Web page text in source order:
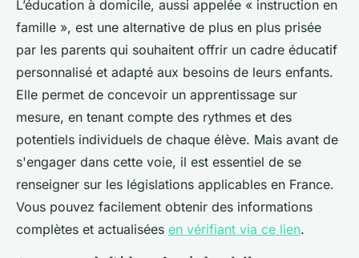
L’éducation à domicile, aussi appelée « instruction en
famille », est une alternative de plus en plus prisée
par les parents qui souhaitent offrir un cadre éducatif
personnalisé et adapté aux besoins de leurs enfants.
Elle permet de concevoir un apprentissage sur
mesure, en tenant compte des rythmes et des
potentiels individuels de chaque élève. Mais avant de
s'engager dans cette voie, il est essentiel de se
renseigner sur les législations applicables en France.
Vous pouvez facilement obtenir des informations
complètes et actualisées en vérifiant via ce lien.